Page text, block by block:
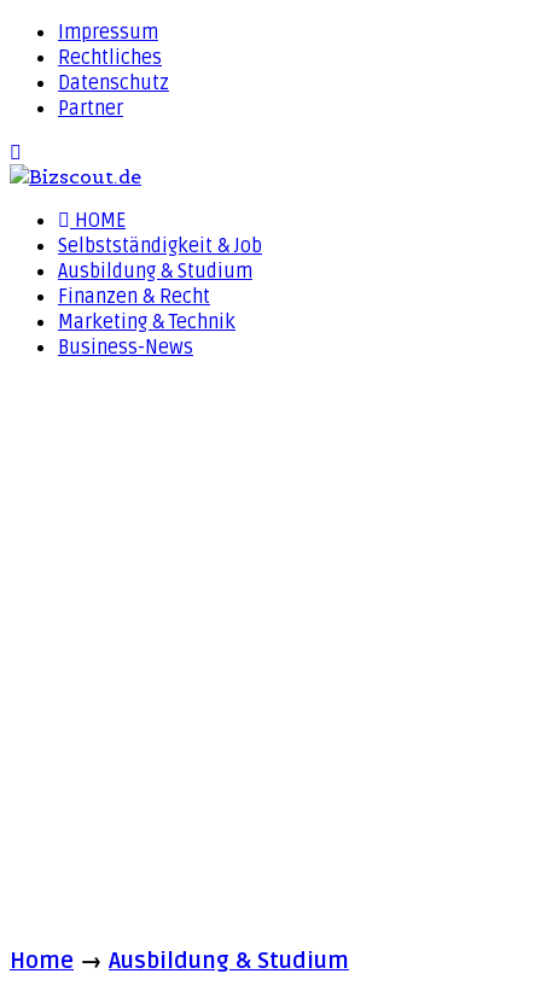
Impressum
Rechtliches
Datenschutz
Partner
HOME
Selbstständigkeit & Job
Ausbildung & Studium
Finanzen & Recht
Marketing & Technik
Business-News
Home → Ausbildung & Studium